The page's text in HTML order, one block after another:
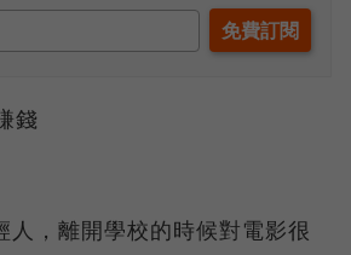
錢
人，離開學校的時候對電影很